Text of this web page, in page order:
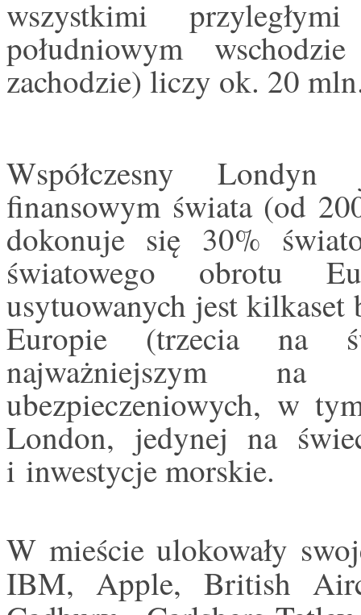
wszystkimi
południowym
zachodzie) liczy ok. 20
Współczesny
finansowym świata (od
dokonuje się 30%
światowego obrotu
usytuowanych jest kilkaset
Europie (trzecia na
najważniejszym
ubezpieczeniowych, w
London, jedynej na
i inwestycje morskie.
W mieście ulokowały
IBM, Apple, British